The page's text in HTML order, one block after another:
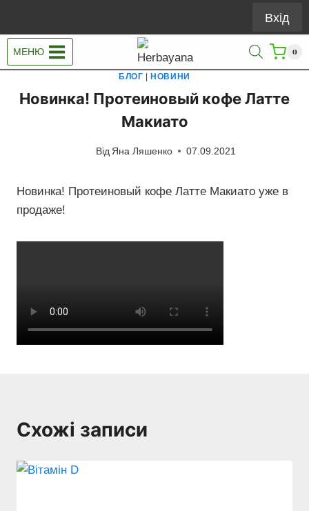
вмісту
Вхід
МЕНЮ 0
БЛОГ НОВИНИ
Новинка! Протеиновый кофе Латте
Макиато
Від Яна Ляшенко 07.09.2021
Новинка! Протеиновый кофе Латте Макиато уже в
продаже!
Схожі записи